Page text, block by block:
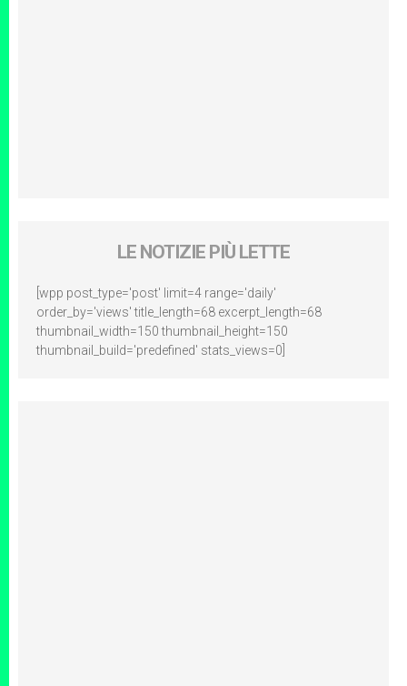
LE NOTIZIE PIÙ LETTE
[wpp post_type='post' limit=4 range='daily'
order_by='views' title_length=68 excerpt_length=68
thumbnail_width=150 thumbnail_height=150
thumbnail_build='predefined' stats_views=0]